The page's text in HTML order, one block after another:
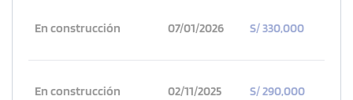
En construcción 07/01/2026 S/ 330,000
En construcción 02/11/2025 S/ 290,000